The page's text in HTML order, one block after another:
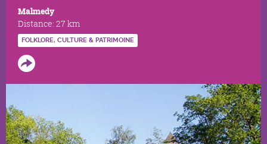
Malmedy
Distance: 27 km
FOLKLORE, CULTURE & PATRIMOINE